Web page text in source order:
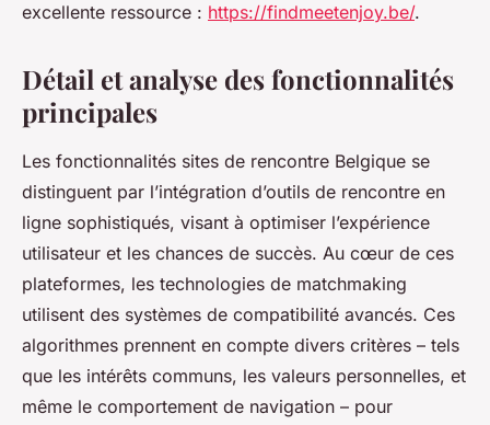
excellente ressource : https://findmeetenjoy.be/.
Détail et analyse des fonctionnalités
principales
Les fonctionnalités sites de rencontre Belgique se
distinguent par l’intégration d’outils de rencontre en
ligne sophistiqués, visant à optimiser l’expérience
utilisateur et les chances de succès. Au cœur de ces
plateformes, les technologies de matchmaking
utilisent des systèmes de compatibilité avancés. Ces
algorithmes prennent en compte divers critères – tels
que les intérêts communs, les valeurs personnelles, et
même le comportement de navigation – pour